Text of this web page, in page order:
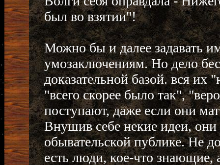
был во взятии"!
Можно бы и далее задавать
умозаключениям. Но дело
доказательной базой. вся их
"всего скорее было так",
поступают, даже если они
Внушив себе некие идеи,
обывательской публике. Не
есть люди, кое-что